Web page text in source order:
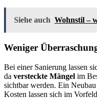
Siehe auch Wohnstil –
Weniger
Bei einer Sanierung lassen
da versteckte Mängel im
sichtbar werden. Ein
Kosten lassen sich im